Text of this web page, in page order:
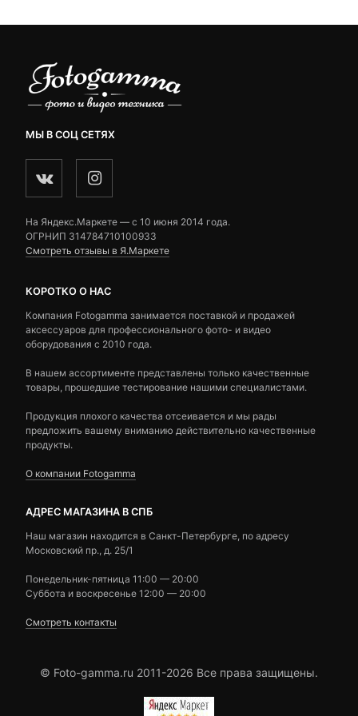
МЫ В СОЦ СЕТЯХ
На Яндекс.Маркете — c 10 июня 2014 года.
ОГРНИП 314784710100933
Смотреть отзывы в Я.Маркете
КОРОТКО О НАС
Компания Fotogamma занимается поставкой и продажей
аксессуаров для профессионального фото- и видео
оборудования с 2010 года.
В нашем ассортименте представлены только качественные
товары, прошедшие тестирование нашими специалистами.
Продукция плохого качества отсеивается и мы рады
предложить вашему вниманию действительно качественные
продукты.
О компании Fotogamma
АДРЕС МАГАЗИНА В СПБ
Наш магазин находится в Санкт-Петербурге, по адресу
Московский пр., д. 25/1
Понедельник-пятница 11:00 — 20:00
Суббота и воскресенье 12:00 — 20:00
Смотреть контакты
© Foto-gamma.ru 2011-2026 Все права защищены.